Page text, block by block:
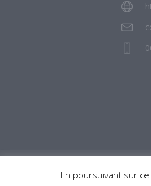
En poursuivant sur